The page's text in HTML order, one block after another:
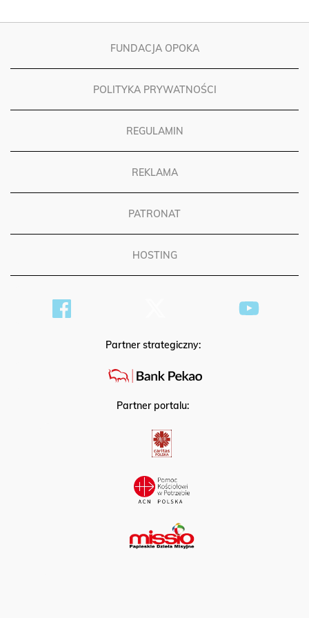
FUNDACJA OPOKA
POLITYKA PRYWATNOŚCI
REGULAMIN
REKLAMA
PATRONAT
HOSTING
Partner strategiczny:
Partner portalu: